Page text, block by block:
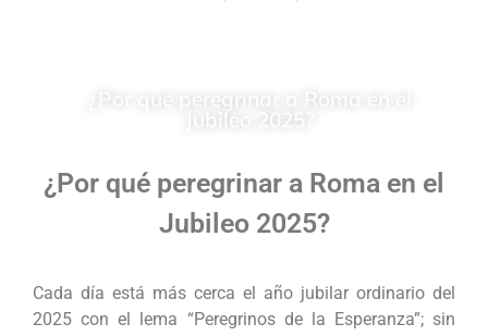
¿Por qué peregrinar a Roma en el
Jubileo 2025?
¿Por qué peregrinar a Roma en el
Jubileo 2025?
Cada día está más cerca el año jubilar ordinario del
2025 con el lema “Peregrinos de la Esperanza”; sin